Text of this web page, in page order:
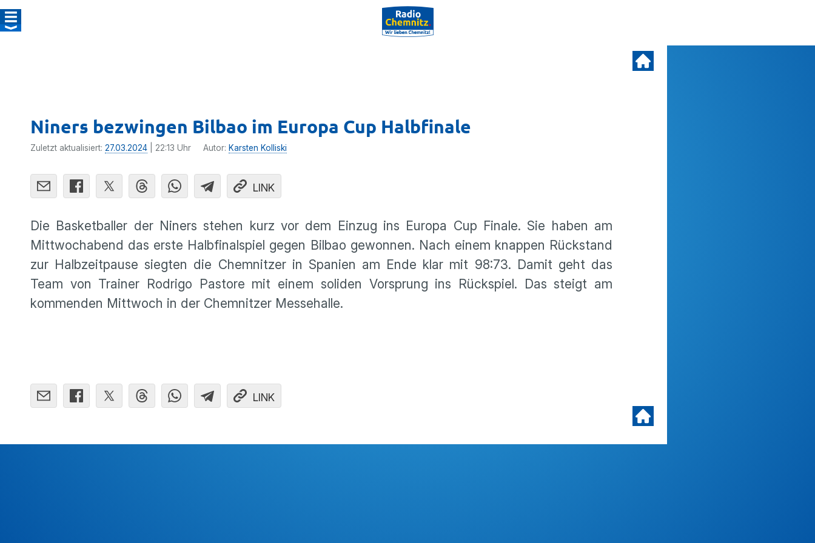
Niners bezwingen Bilbao im Europa Cup Halbfinale
Zuletzt aktualisiert: 27.03.2024 | 22:13 Uhr Autor: Karsten Kolliski
LINK
Die Basketballer der Niners stehen kurz vor dem Einzug ins Europa Cup Finale. Sie haben am
Mittwochabend das erste Halbfinalspiel gegen Bilbao gewonnen. Nach einem knappen Rückstand
zur Halbzeitpause siegten die Chemnitzer in Spanien am Ende klar mit 98:73. Damit geht das
Team von Trainer Rodrigo Pastore mit einem soliden Vorsprung ins Rückspiel. Das steigt am
kommenden Mittwoch in der Chemnitzer Messehalle.
LINK